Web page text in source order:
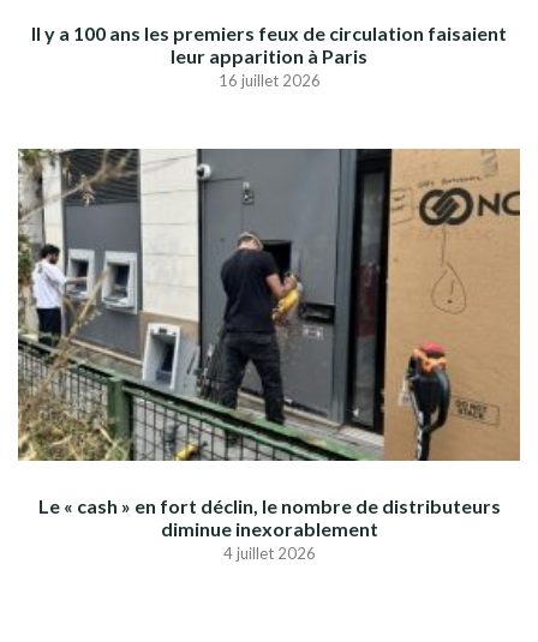
Il y a 100 ans les premiers feux de circulation faisaient
leur apparition à Paris
16 juillet 2026
Le « cash » en fort déclin, le nombre de distributeurs
diminue inexorablement
4 juillet 2026